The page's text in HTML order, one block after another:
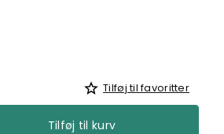
Tilføj til favoritter
Tilføj til kurv